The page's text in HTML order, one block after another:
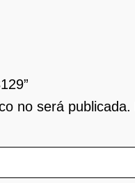
no será publicada.